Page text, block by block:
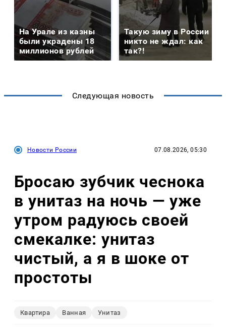
На Урале из казны
были украдены 18
миллионов рублей
Такую зиму в России
никто не ждал: как
так?!
Следующая новость
Новости России 07.08.2026, 05:30
Бросаю зубчик чеснока
в унитаз на ночь — уже
утром радуюсь своей
смекалке: унитаз
чистый, а я в шоке от
простоты
Квартира Ванная Унитаз